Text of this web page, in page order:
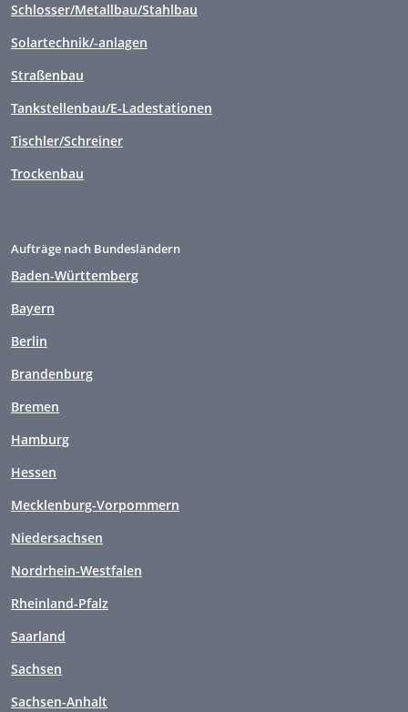
Schlosser/Metallbau/Stahlbau
Solartechnik/-anlagen
Straßenbau
Tankstellenbau/E-Ladestationen
Tischler/Schreiner
Trockenbau
Aufträge nach Bundesländern
Baden-Württemberg
Bayern
Berlin
Brandenburg
Bremen
Hamburg
Hessen
Mecklenburg-Vorpommern
Niedersachsen
Nordrhein-Westfalen
Rheinland-Pfalz
Saarland
Sachsen
Sachsen-Anhalt